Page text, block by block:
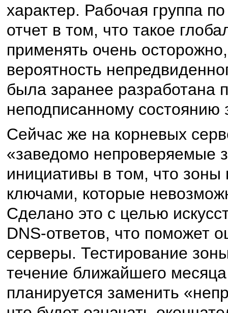
характер. Рабочая группа
отчет в том, что такое
применять очень
вероятность
была заранее разработана
неподписанному состоянию
Сейчас же на корневых
«заведомо непроверяемые
инициативы в том, что
ключами, которые
Сделано это с целью
DNS-ответов, что поможет
серверы. Тестирование
течение ближайшего
планируется заменить